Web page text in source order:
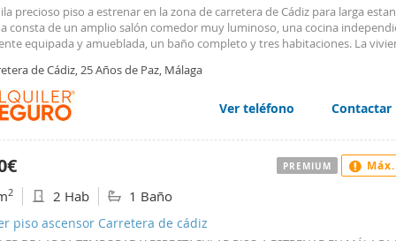
precioso piso a estrenar en la zona de carretera de Cádiz para larga
consta de un amplio salón comedor muy luminoso, una cocina
equipada y amueblada, un baño completo y tres habitaciones. La
y se aceptan mascotas.
de Cádiz, 25 Años de Paz, Málaga
Ver teléfono Contactar
2 2 Hab 1 Baño
piso ascensor Carretera de cádiz
PREMIUM